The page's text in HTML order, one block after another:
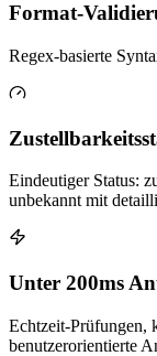
Format-
Regex-basierte
Eindeutiger Status:
unbekannt mit
Unter 200ms
Echtzeit-Prüfungen,
benutzerorientierte